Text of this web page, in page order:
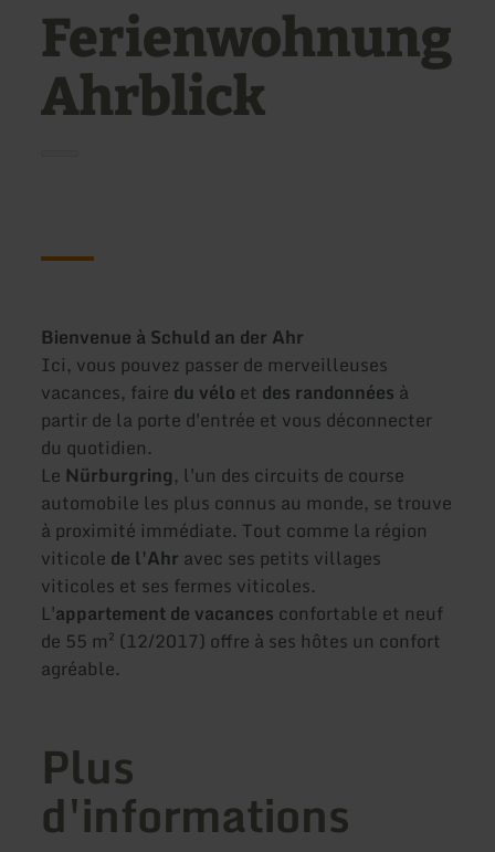
Ferienwohnung
Ahrblick
Bienvenue à Schuld an der Ahr
Ici, vous pouvez passer de merveilleuses
vacances, faire du vélo et des randonnées à
partir de la porte d'entrée et vous déconnecter
du quotidien.
Le Nürburgring, l'un des circuits de course
automobile les plus connus au monde, se trouve
à proximité immédiate. Tout comme la région
viticole de l'Ahr avec ses petits villages
viticoles et ses fermes viticoles.
L'appartement de vacances confortable et neuf
de 55 m² (12/2017) offre à ses hôtes un confort
agréable.
Plus
d'informations